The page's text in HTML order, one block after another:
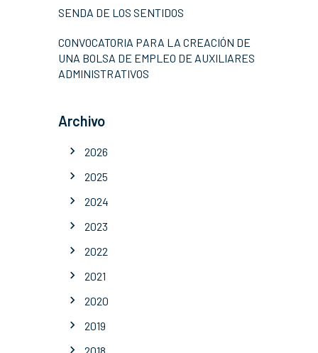
SENDA DE LOS SENTIDOS
CONVOCATORIA PARA LA CREACIÓN DE
UNA BOLSA DE EMPLEO DE AUXILIARES
ADMINISTRATIVOS
Archivo
2026
2025
2024
2023
2022
2021
2020
2019